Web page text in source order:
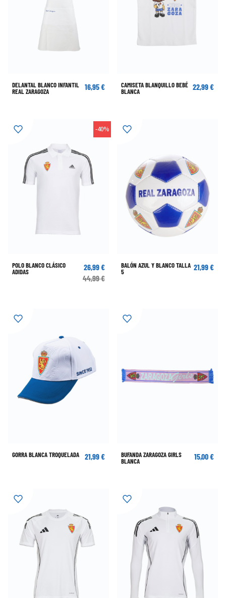
DELANTAL BLANCO INFANTIL
REAL ZARAGOZA
16,95 €
CAMISETA BLANQUILLO BEBÉ
BLANCA
22,99 €
-40%
POLO BLANCO CLÁSICO
ADIDAS
26,99 €
44,99 €
BALÓN AZUL Y BLANCO TALLA
5
21,99 €
GORRA BLANCA TROQUELADA 21,99 €
BUFANDA ZARAGOZA GIRLS
BLANCA
15,00 €